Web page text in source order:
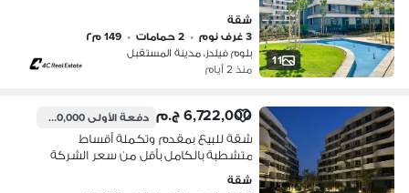
11
المستقبل سيتي بجوار مدينتي وسراي
شقة
3 غرف نوم
• 2 حمامات • 149 م٢
بلوم فيلدز، مدينة المستقبل
منذ 2 أيام
6,722,000 ج.م دفعة الأولى6,190,000 ج.م
شقة للبيع بمقدم وتكملة أقساط
متشطبة بالكامل بأقل من سعر الشركة
شقة